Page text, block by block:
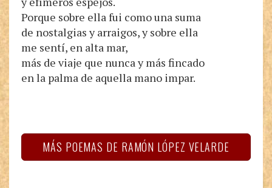
Porque sobre ella fui como una suma
de nostalgias y arraigos, y sobre ella
me sentí, en alta mar,
más de viaje que nunca y más fincado
en la palma de aquella mano impar.
MÁS POEMAS DE RAMÓN LÓPEZ VELARDE